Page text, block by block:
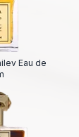
Eau de